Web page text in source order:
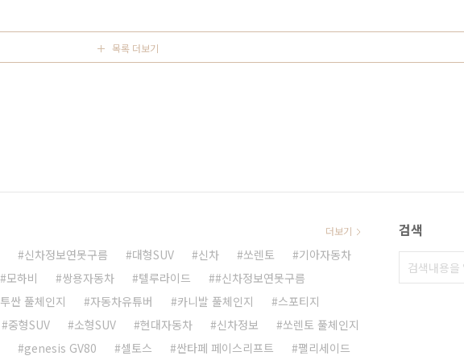
목록 더보기
신차정보연못구름 대형SUV 신차 쏘렌토
기아자동차
모하비 쌍용자동차 텔루라이드
#신차정보연못구름
투싼 풀체인지 자동차유튜버 카니발 풀체인지
스포티지
중형SUV 소형SUV 현대자동차 신차정보
쏘렌토 풀체인지
genesis GV80 셀토스 싼타페 페이스리프트 팰리세이드
더보기 검색